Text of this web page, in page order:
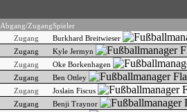
Abgang/ZugangSpieler
Zugang
Burkhard Breitwieser
Zugang
Kyle Jermyn
Zugang
Oke Borkenhagen
Zugang
Ben Ottley
Zugang
Joslain Fiscus
Zugang
Benji Traynor